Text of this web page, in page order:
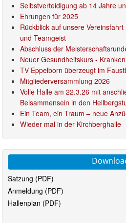
Selbstverteidigung ab 14 Jahre
Ehrungen für 2025
Rückblick auf unsere
und Teamgeist
Abschluss der
Neuer Gesundheitskurs -
TV Eppelborn überzeugt im
Mitgliederversammlung 2026
Volle Halle am 22.3.26 mit
Beisammensein in den
Ein Team, ein Traum – neue
Wieder mal in der Kirchberghalle
Satzung (PDF)
Anmeldung (PDF)
Hallenplan (PDF)